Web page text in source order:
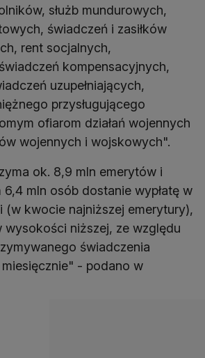
służb mundurowych,
świadczeń i zasiłków
rent socjalnych,
kompensacyjnych,
uzupełniających,
przysługującego
ofiarom działań wojennych
wojennych i wojskowych".
ok. 8,9 mln emerytów i
mln osób dostanie wypłatę w
(w kwocie najniższej emerytury),
wysokości niższej, ze względu
świadczenia
- podano w